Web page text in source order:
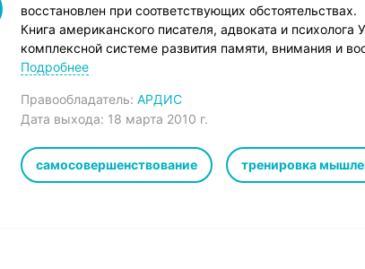
восстановлен при соответствующих обстоятельствах.
Книга американского писателя, адвоката и
комплексной системе развития памяти, внимания и
научиться вспоминать, развить наблюдательность,
АТКИНСОН Уильям Уокер (ATKINSON, William Walker)
журналист, адвокат, коммерсант. Член судебных
Начал деловую карьеру в 1882 г., а в 1884 г. был
Пенсильвании. Переехав в Чикаго, участвовал в
Подробнее
Правообладатель: АРДИС
Дата выхода: 18 марта 2010 г.
самосовершенствование тренировка